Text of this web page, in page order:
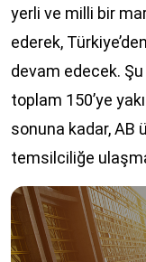
yerli ve milli bir
ederek,
devam edecek.
toplam 150’ye
sonuna kadar, AB
temsilciliğe